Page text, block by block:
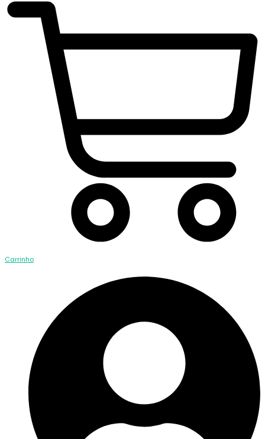
Carrinho